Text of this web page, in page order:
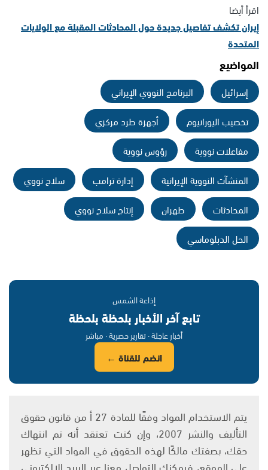
اقرأ أيضا
إيران تكشف تفاصيل جديدة حول المحادثات المقبلة مع الولايات
المتحدة
المواضيع
إسرائيل
البرنامج النووي الإيراني
تخصيب اليورانيوم
أجهزة طرد مركزي
مفاعلات نووية
رؤوس نووية
المنشآت النووية الإيرانية
إدارة ترامب
سلاح نووي
المحادثات
طهران
إنتاج سلاح نووي
الحل الدبلوماسي
إذاعة الشمس
تابع آخر الأخبار بلحظة بلحظة
أخبار عاجلة · تقارير حصرية · مباشر
انضم للقناة ←
يتم الاستخدام المواد وفقًا للمادة 27 أ من قانون حقوق
التأليف والنشر 2007، وإن كنت تعتقد أنه تم انتهاك
حقك، بصفتك مالكًا لهذه الحقوق في المواد التي تظهر